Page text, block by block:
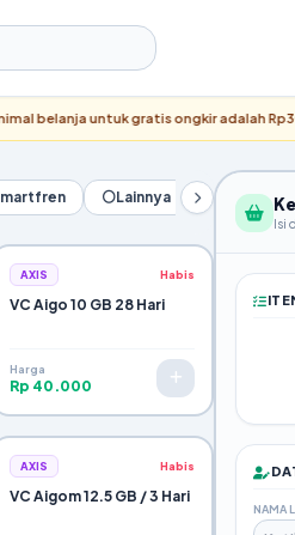
untuk gratis ongkir
⚪Lainnya
AXIS Habis
VC Aigo 10 GB 28 Hari
Harga
Rp 40.000
AXIS Habis
VC Aigom 12.5 GB / 3 Hari
Isi
NAMA